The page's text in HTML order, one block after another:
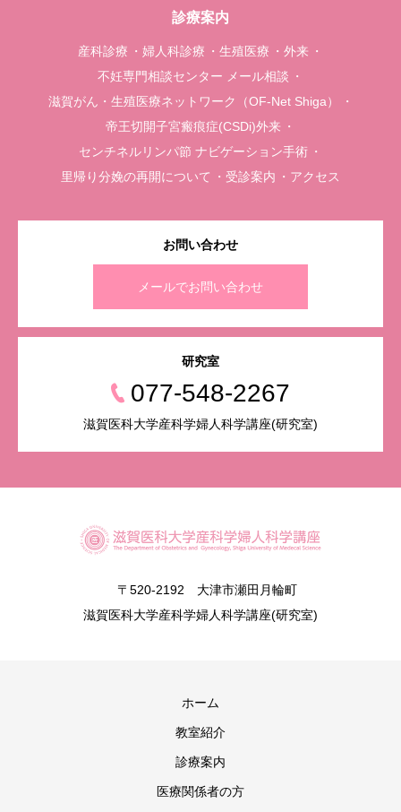
診療案内
産科診療 婦人科診療 生殖医療
外来
不妊専門相談センター メール相談
滋賀がん・生殖医療ネットワーク（OF-Net Shiga）
帝王切開子宮瘢痕症(CSDi)外来
センチネルリンパ節 ナビゲーション手術
里帰り分娩の再開について
受診案内 アクセス
お問い合わせ
メールでお問い合わせ
研究室
077-548-2267
滋賀医科大学産科学婦人科学講座(研究室)
〒520-2192 大津市瀬田月輪町
滋賀医科大学産科学婦人科学講座(研究室)
ホーム
教室紹介
診療案内
医療関係者の方